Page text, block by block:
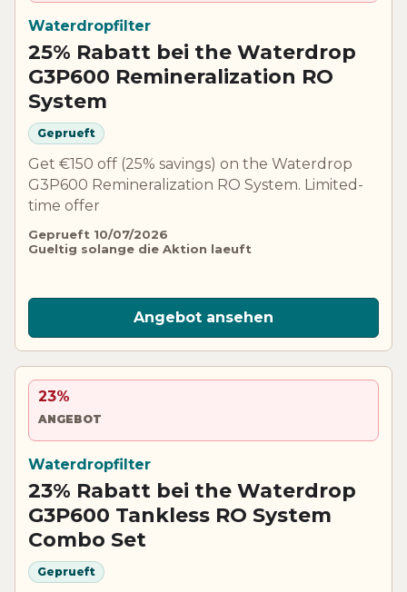
Waterdropfilter
25% Rabatt bei the Waterdrop
G3P600 Remineralization RO
System
Geprueft
Get €150 off (25% savings) on the Waterdrop
G3P600 Remineralization RO System. Limited-
time offer
Geprueft 10/07/2026
Gueltig solange die Aktion laeuft
Angebot ansehen
23%
ANGEBOT
Waterdropfilter
23% Rabatt bei the Waterdrop
G3P600 Tankless RO System
Combo Set
Geprueft